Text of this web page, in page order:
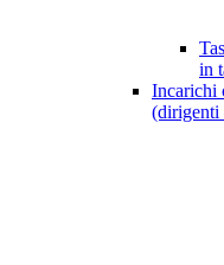
in
Incarichi
(dirigenti